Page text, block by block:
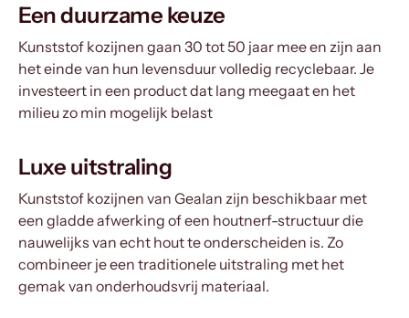
Een duurzame keuze
Kunststof kozijnen gaan 30 tot 50 jaar mee en zijn aan
het einde van hun levensduur volledig recyclebaar. Je
investeert in een product dat lang meegaat en het
milieu zo min mogelijk belast
Luxe uitstraling
Kunststof kozijnen van Gealan zijn beschikbaar met
een gladde afwerking of een houtnerf-structuur die
nauwelijks van echt hout te onderscheiden is. Zo
combineer je een traditionele uitstraling met het
gemak van onderhoudsvrij materiaal.